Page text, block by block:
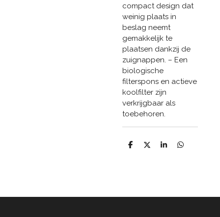
compact design dat
weinig plaats in
beslag neemt
gemakkelijk te
plaatsen dankzij de
zuignappen. – Een
biologische
filterspons en actieve
koolfilter zijn
verkrijgbaar als
toebehoren.
D
D
S
D